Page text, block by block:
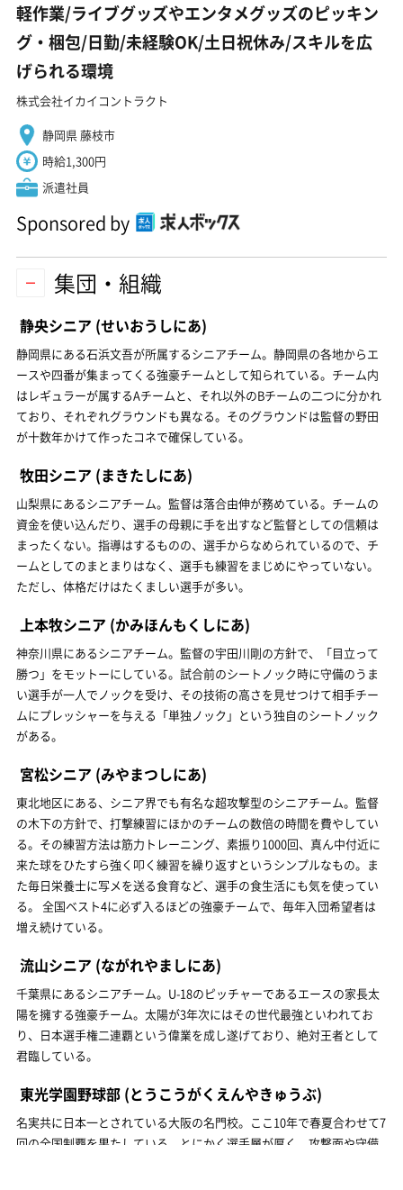
軽作業/ライブグッズやエンタメグッズのピッキン
グ・梱包/日勤/未経験OK/土日祝休み/スキルを広
げられる環境
株式会社イカイコントラクト
静岡県 藤枝市
時給1,300円
派遣社員
Sponsored by
集団・組織
静央シニア (せいおうしにあ)
静岡県にある石浜文吾が所属するシニアチーム。静岡県の各地からエ
ースや四番が集まってくる強豪チームとして知られている。チーム内
はレギュラーが属するAチームと、それ以外のBチームの二つに分かれ
ており、それぞれグラウンドも異なる。そのグラウンドは監督の野田
が十数年かけて作ったコネで確保している。
牧田シニア (まきたしにあ)
山梨県にあるシニアチーム。監督は落合由伸が務めている。チームの
資金を使い込んだり、選手の母親に手を出すなど監督としての信頼は
まったくない。指導はするものの、選手からなめられているので、チ
ームとしてのまとまりはなく、選手も練習をまじめにやっていない。
ただし、体格だけはたくましい選手が多い。
上本牧シニア (かみほんもくしにあ)
神奈川県にあるシニアチーム。監督の宇田川剛の方針で、「目立って
勝つ」をモットーにしている。試合前のシートノック時に守備のうま
い選手が一人でノックを受け、その技術の高さを見せつけて相手チー
ムにプレッシャーを与える「単独ノック」という独自のシートノック
がある。
宮松シニア (みやまつしにあ)
東北地区にある、シニア界でも有名な超攻撃型のシニアチーム。監督
の木下の方針で、打撃練習にほかのチームの数倍の時間を費やしてい
る。その練習方法は筋力トレーニング、素振り1000回、真ん中付近に
来た球をひたすら強く叩く練習を繰り返すというシンプルなもの。ま
た毎日栄養士に写メを送る食育など、選手の食生活にも気を使ってい
る。 全国ベスト4に必ず入るほどの強豪チームで、毎年入団希望者は
増え続けている。
流山シニア (ながれやましにあ)
千葉県にあるシニアチーム。U-18のピッチャーであるエースの家長太
陽を擁する強豪チーム。太陽が3年次にはその世代最強といわれてお
り、日本選手権二連覇という偉業を成し遂げており、絶対王者として
君臨している。
東光学園野球部 (とうこうがくえんやきゅうぶ)
名実共に日本一とされている大阪の名門校。ここ10年で春夏合わせて7
回の全国制覇を果たしている。とにかく選手層が厚く、攻撃面や守備